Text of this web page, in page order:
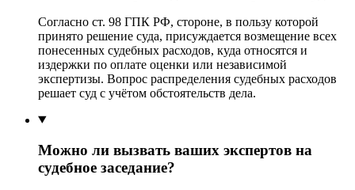
Согласно ст. 98 ГПК РФ, стороне, в пользу которой
принято решение суда, присуждается возмещение всех
понесенных судебных расходов, куда относятся и
издержки по оплате оценки или независимой
экспертизы. Вопрос распределения судебных расходов
решает суд с учётом обстоятельств дела.
Можно ли вызвать ваших экспертов на
судебное заседание?